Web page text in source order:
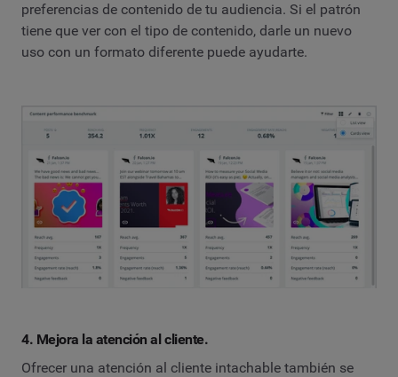
preferencias de contenido de tu audiencia. Si el patrón
tiene que ver con el tipo de contenido, darle un nuevo
uso con un formato diferente puede ayudarte.
4. Mejora la atención al cliente.
Ofrecer una atención al cliente intachable también se